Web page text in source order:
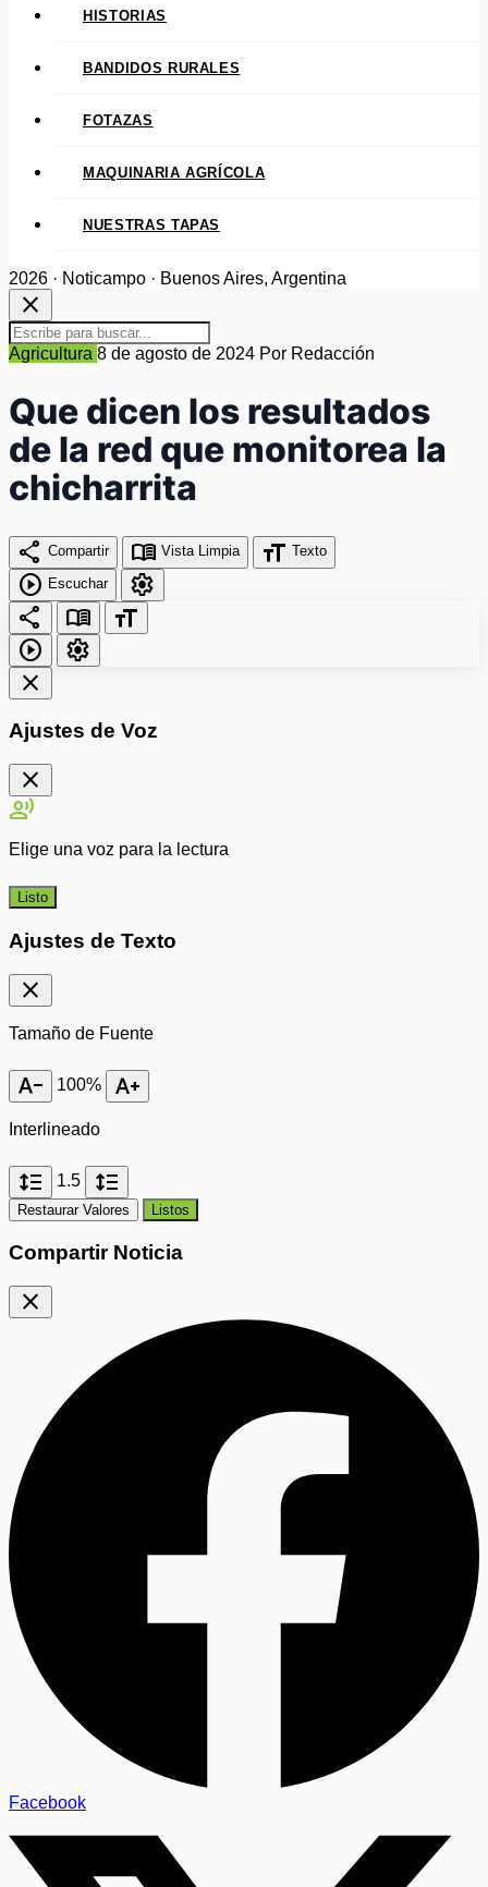
HISTORIAS
BANDIDOS RURALES
FOTAZAS
MAQUINARIA AGRÍCOLA
NUESTRAS TAPAS
2026 · Noticampo · Buenos Aires, Argentina
close
Agricultura 8 de agosto de 2024 Por Redacción
Que dicen los resultados
de la red que monitorea la
chicharrita
share Compartir menu_book Vista Limpia format_size Texto
play_circle Escuchar
settings
share
menu_book
format_size
play_circle
settings
close
Ajustes de Voz
close
record_voice_over
Elige una voz para la lectura
Listo
Ajustes de Texto
close
Tamaño de Fuente
text_decrease 100% text_increase
Interlineado
format_line_spacing 1.5 format_line_spacing
Restaurar Valores Listos
Compartir Noticia
close
Facebook